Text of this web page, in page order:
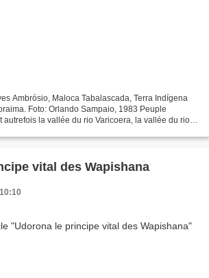
Ambrósio, Maloca Tabalascada, Terra Indígena
Foto: Orlando Sampaio, 1983 Peuple
autrefois la vallée du rio Varicoera, la vallée du rio
vital des Wapishana